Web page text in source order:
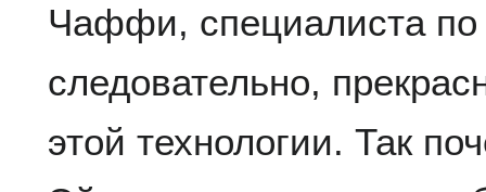
Чаффи, специалиста
следовательно,
этой технологии. Так